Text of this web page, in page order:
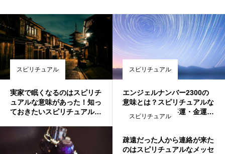
スピリチュアル
実家で眠くなるのはスピリチ
ュアルな意味があった！知っ
ておきたいスピリチュアルメ
スピリチュアル
エンジェルナンバー2300の
意味とは？スピリチュアルな
力で恋愛運・仕事運・金運ア
ップの前兆
スピリチュアル
疎遠だった人から連絡が来た
のはスピリチュアルなメッセ